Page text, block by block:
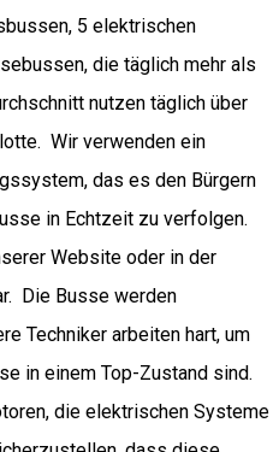
5 elektrischen
die täglich mehr als
nutzen täglich über
Wir verwenden ein
das es den Bürgern
in Echtzeit zu verfolgen.
Website oder in der
Die Busse werden
Techniker arbeiten hart, um
in einem Top-Zustand sind.
die elektrischen Systeme